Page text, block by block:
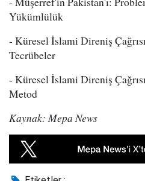
Yükümlülük
- Küresel İslami Direniş
Tecrübeler
- Küresel İslami Direniş
Metod
Kaynak: Mepa News